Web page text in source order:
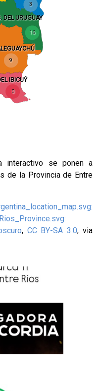
3
9
IBICUÝ
0
DEL URUGUAY
16
interactivo se ponen a
de la Provincia de Entre
, CC BY-SA 3.0, via